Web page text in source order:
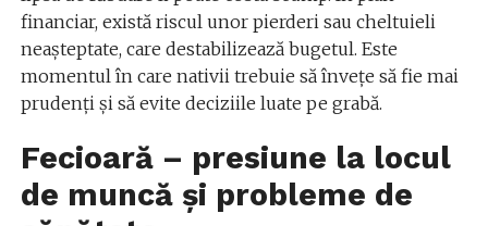
financiar, există riscul unor pierderi sau cheltuieli
neașteptate, care destabilizează bugetul. Este
momentul în care nativii trebuie să învețe să fie mai
prudenți și să evite deciziile luate pe grabă.
Fecioară – presiune la locul
de muncă și probleme de